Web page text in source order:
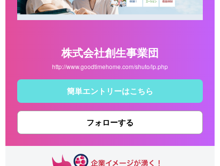
株式会社創生事業団
http://www.goodtimehome.com/shuto/lp.php
簡単エントリーはこちら
フォローする